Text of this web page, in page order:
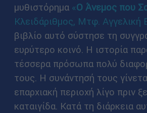
μυθιστόρημα «Ο Άνεμος που
Κλειδάριθμος, Μτφ. Αγγελική
βιβλίο αυτό σύστησε τη
ευρύτερο κοινό. Η ιστορία
τέσσερα πρόσωπα πολύ
τους. Η συνάντησή τους
επαρχιακή περιοχή λίγο πριν
καταιγίδα. Κατά τη διάρκεια